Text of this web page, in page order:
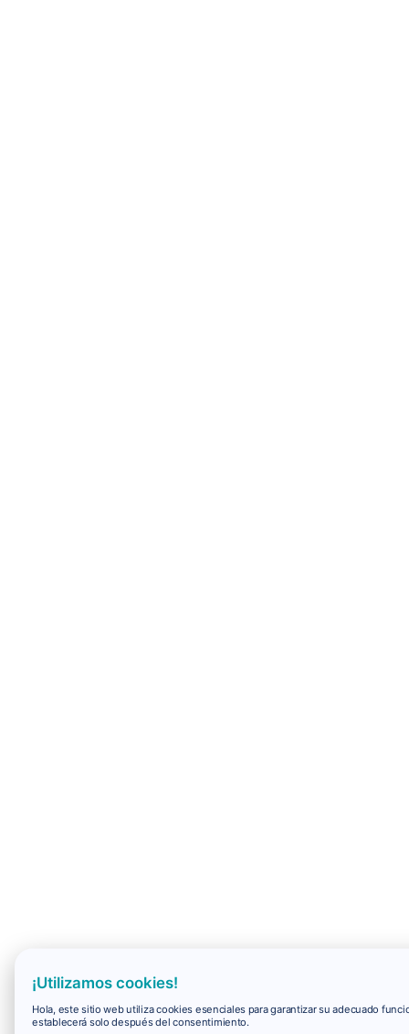
¡Utilizamos cookies!
Hola, este sitio web utiliza cookies esenciales para garantizar su adecuado
establecerá solo después del consentimiento.